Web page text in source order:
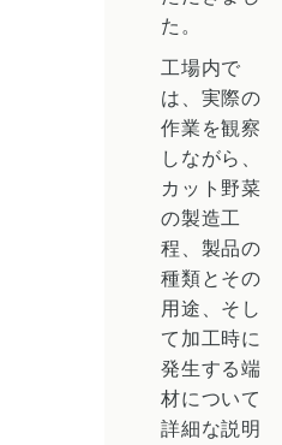
た。
工場内で
は、実際の
作業を観察
しながら、
カット野菜
の製造工
程、製品の
種類とその
用途、そし
て加工時に
発生する端
材について
詳細な説明